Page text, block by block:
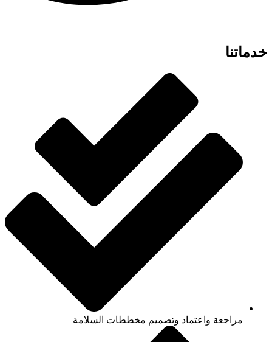
خدماتنا
مراجعة واعتماد وتصميم مخططات السلامة